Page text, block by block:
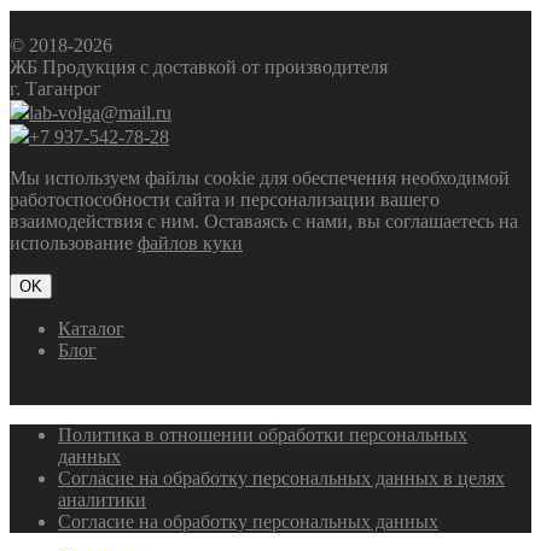
© 2018-2026
ЖБ Продукция с доставкой от производителя
г. Таганрог
lab-volga@mail.ru
+7 937-542-78-28
Мы используем файлы cookie для обеспечения необходимой
работоспособности сайта и персонализации вашего
взаимодействия с ним. Оставаясь с нами, вы соглашаетесь на
использование файлов куки
OK
Каталог
Блог
Политика в отношении обработки персональных
данных
Согласие на обработку персональных данных в целях
аналитики
Согласие на обработку персональных данных